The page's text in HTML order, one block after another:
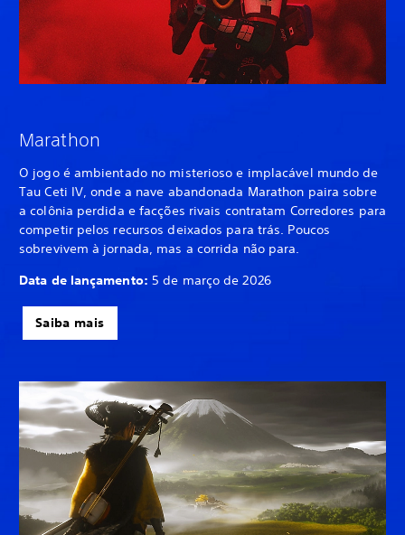
Marathon
O jogo é ambientado no misterioso e implacável mundo de
Tau Ceti IV, onde a nave abandonada Marathon paira sobre
a colônia perdida e facções rivais contratam Corredores para
competir pelos recursos deixados para trás. Poucos
sobrevivem à jornada, mas a corrida não para.
Data de lançamento: 5 de março de 2026
Saiba mais